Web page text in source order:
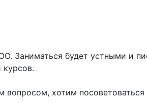
Заниматься будет устными и
курсов.
вопросом, хотим